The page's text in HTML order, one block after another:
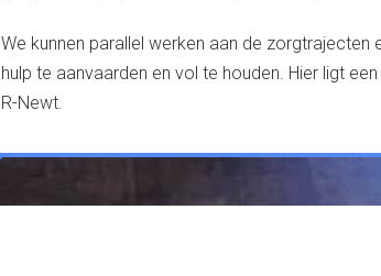
We kunnen parallel werken aan de zorgtrajecten
hulp te aanvaarden en vol te houden. Hier ligt
R-Newt.